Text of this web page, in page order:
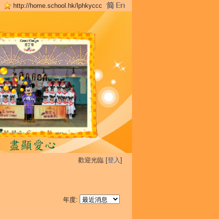
http://home.school.hk/lphkyccc
歡迎光臨 [登入]
年度: